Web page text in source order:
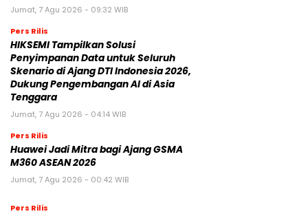
Jumat, 7 Agu 2026 - 09:32 WIB
Pers Rilis
HIKSEMI Tampilkan Solusi
Penyimpanan Data untuk Seluruh
Skenario di Ajang DTI Indonesia 2026,
Dukung Pengembangan AI di Asia
Tenggara
Jumat, 7 Agu 2026 - 04:14 WIB
Pers Rilis
Huawei Jadi Mitra bagi Ajang GSMA
M360 ASEAN 2026
Jumat, 7 Agu 2026 - 00:42 WIB
Pers Rilis